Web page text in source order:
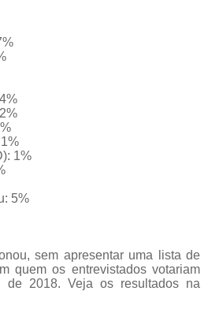
1%
5%
sem apresentar uma lista de
quem os entrevistados votariam
de 2018. Veja os resultados na